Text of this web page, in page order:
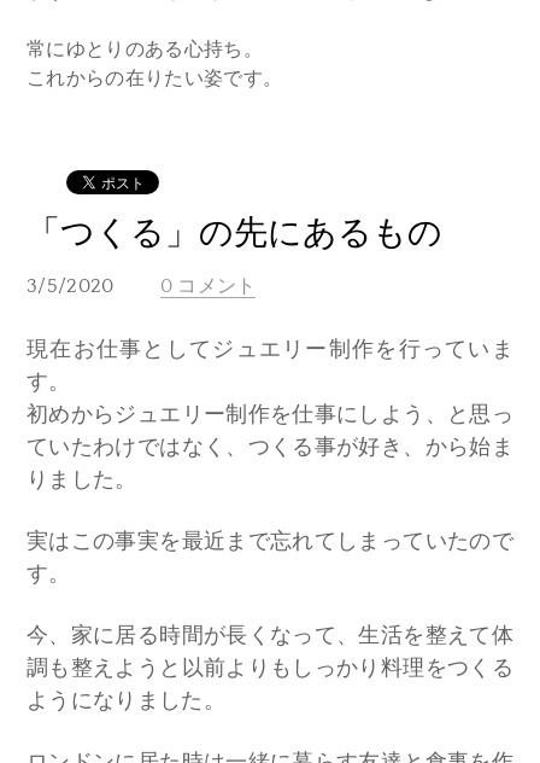
常にゆとりのある心持ち。
これからの在りたい姿です。
「つくる」の先にあるもの
3/5/2020 0 コメント
現在お仕事としてジュエリー制作を行っていま
す。
初めからジュエリー制作を仕事にしよう、と思っ
ていたわけではなく、つくる事が好き、から始ま
りました。
実はこの事実を最近まで忘れてしまっていたので
す。
今、家に居る時間が長くなって、生活を整えて体
調も整えようと以前よりもしっかり料理をつくる
ようになりました。